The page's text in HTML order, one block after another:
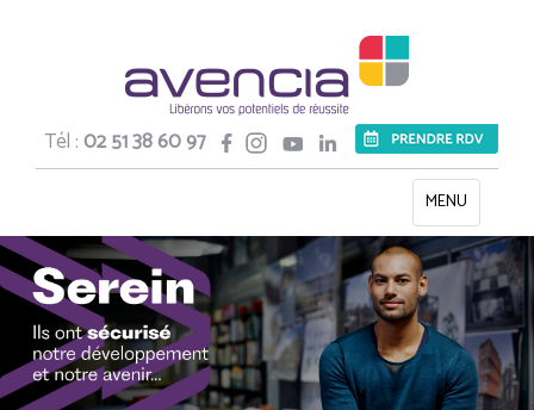
Tél :02 51 38 60 97
Toggle
navigation
MENU